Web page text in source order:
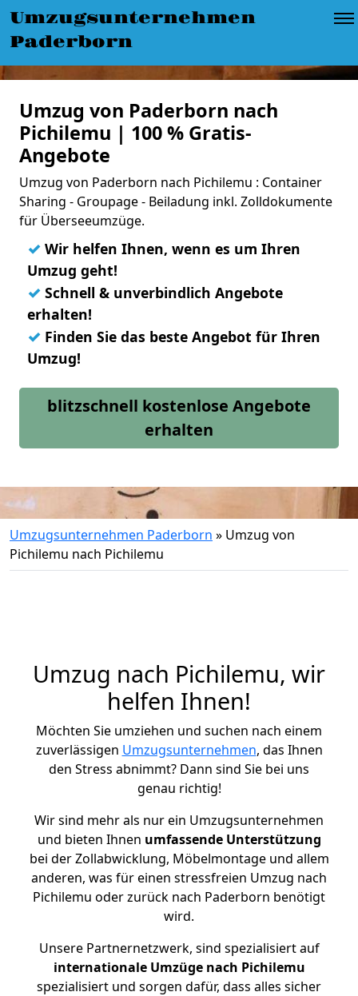
Umzugsunternehmen
Paderborn
Umzug von Paderborn nach
Pichilemu | 100 % Gratis-
Angebote
Umzug von Paderborn nach Pichilemu : Container
Sharing - Groupage - Beiladung inkl. Zolldokumente
für Überseeumzüge.
✓ Wir helfen Ihnen, wenn es um Ihren
Umzug geht!
✓ Schnell & unverbindlich Angebote
erhalten!
✓ Finden Sie das beste Angebot für Ihren
Umzug!
blitzschnell kostenlose Angebote
erhalten
Umzugsunternehmen Paderborn » Umzug von
Pichilemu nach Pichilemu
Umzug nach Pichilemu, wir
helfen Ihnen!
Möchten Sie umziehen und suchen nach einem
zuverlässigen Umzugsunternehmen, das Ihnen
den Stress abnimmt? Dann sind Sie bei uns
genau richtig!
Wir sind mehr als nur ein Umzugsunternehmen
und bieten Ihnen umfassende Unterstützung
bei der Zollabwicklung, Möbelmontage und allem
anderen, was für einen stressfreien Umzug nach
Pichilemu oder zurück nach Paderborn benötigt
wird.
Unsere Partnernetzwerk, sind spezialisiert auf
internationale Umzüge nach Pichilemu
spezialisiert und sorgen dafür, dass alles sicher